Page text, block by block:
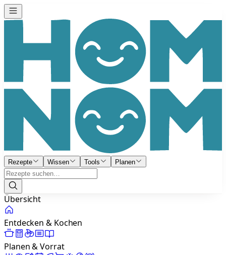
Rezepte Wissen Tools Planen
Übersicht
Entdecken & Kochen
Planen & Vorrat